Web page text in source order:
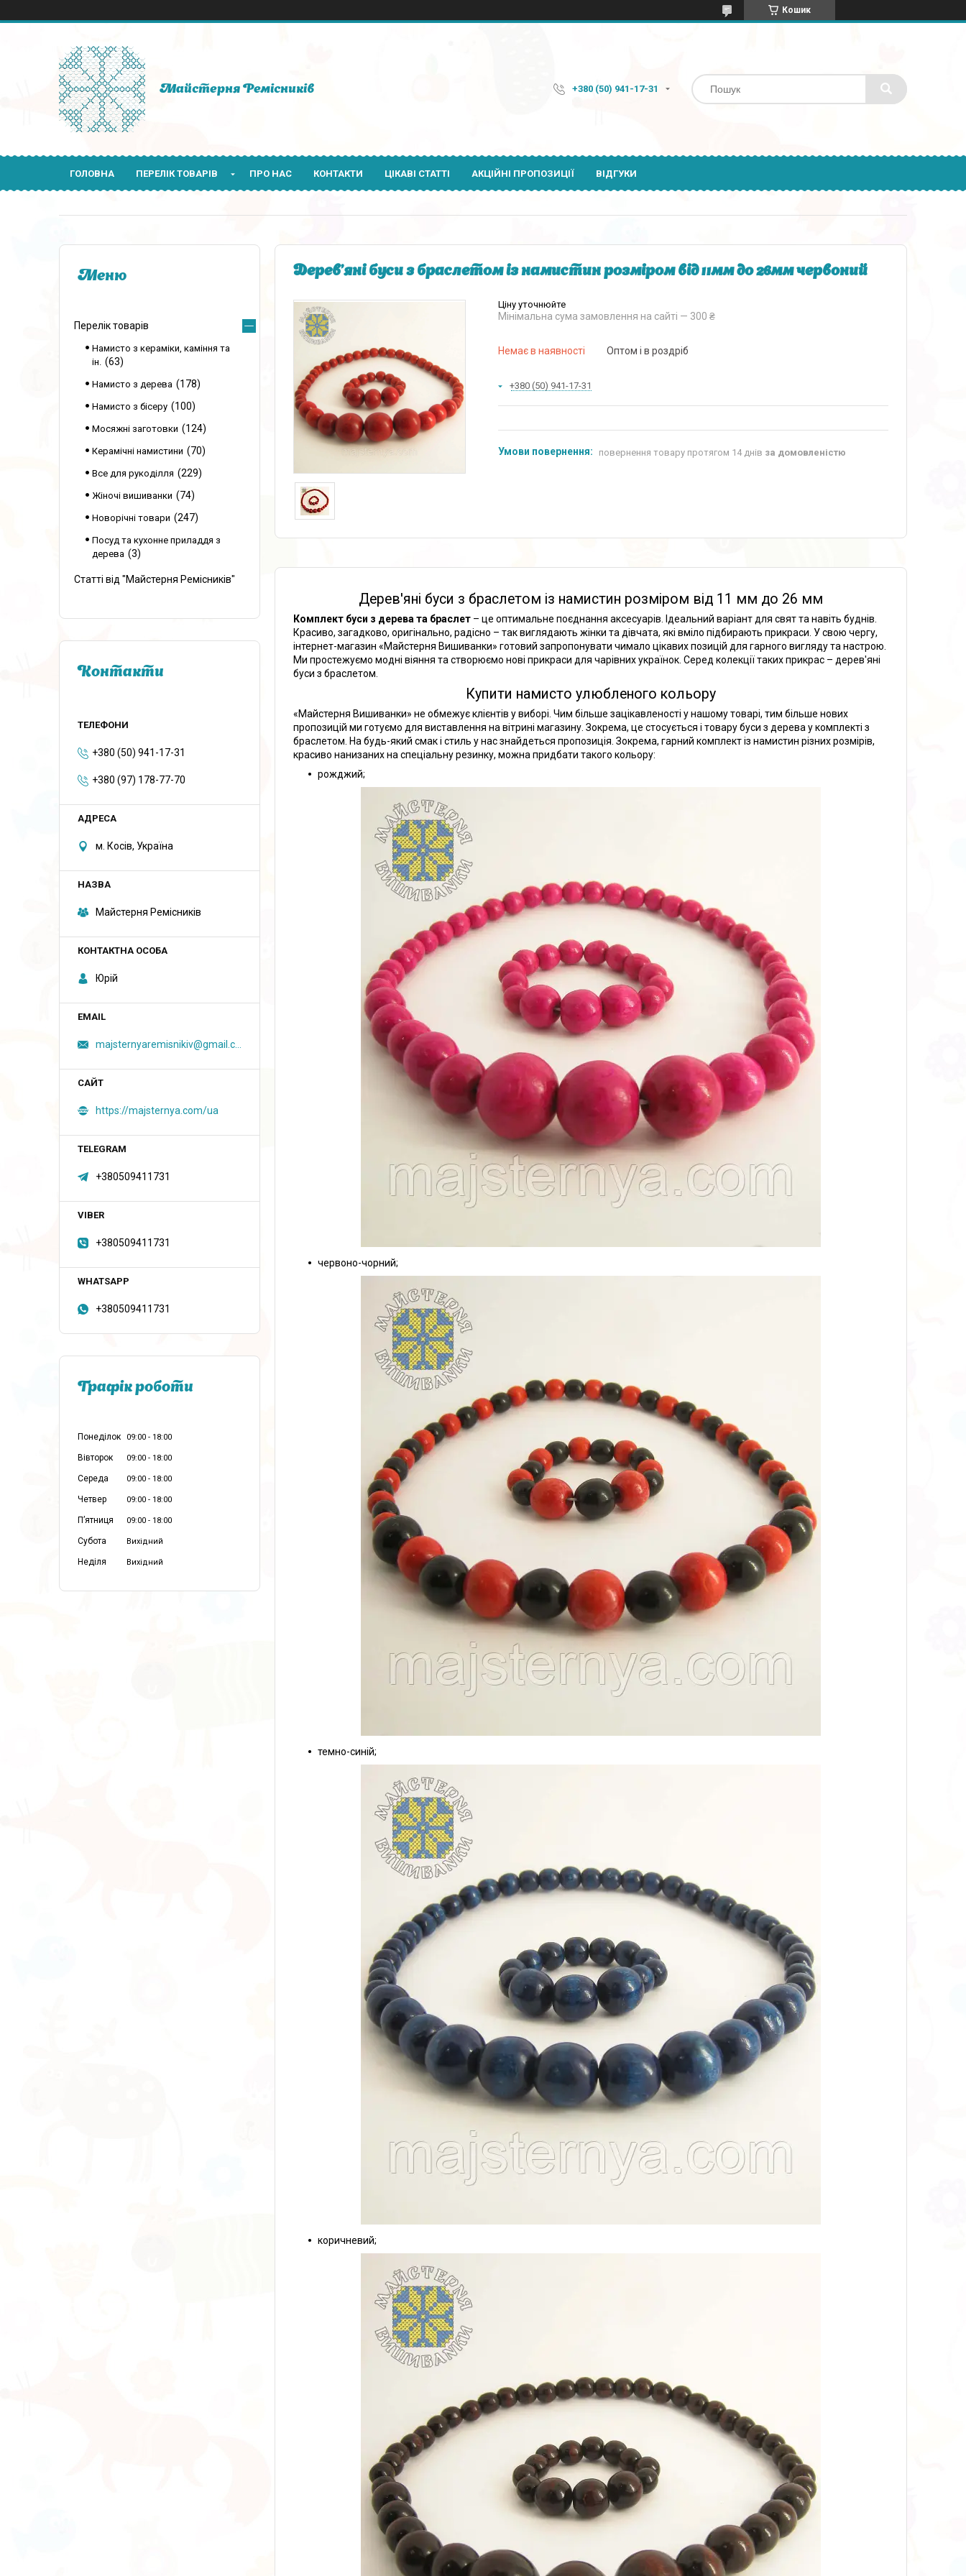
Кошик
Майстерня Ремісників +380 (50) 941-17-31
ГОЛОВНА ПЕРЕЛІК ТОВАРІВ ПРО НАС КОНТАКТИ ЦІКАВІ СТАТТІ АКЦІЙНІ ПРОПОЗИЦІЇ ВІДГУКИ
Дерев'яні буси з браслетом із намистин розміром від 11мм до 26мм червоний
Ціну уточнюйте
Мінімальна сума замовлення на сайті — 300 ₴
Немає в наявності Оптом і в роздріб
+380 (50) 941-17-31
повернення товару протягом 14 днів за домовленістю
Дерев'яні буси з браслетом із намистин розміром від 11 мм до 26 мм
Комплект буси з дерева та браслет – це оптимальне поєднання аксесуарів. Ідеальний варіант для свят та навіть буднів.
Красиво, загадково, оригінально, радісно – так виглядають жінки та дівчата, які вміло підбирають прикраси. У свою чергу,
інтернет-магазин «Майстерня Вишиванки» готовий запропонувати чимало цікавих позицій для гарного вигляду та настрою.
Ми простежуємо модні віяння та створюємо нові прикраси для чарівних українок. Серед колекції таких прикрас – дерев'яні
буси з браслетом.
Купити намисто улюбленого кольору
«Майстерня Вишиванки» не обмежує клієнтів у виборі. Чим більше зацікавленості у нашому товарі, тим більше нових
пропозицій ми готуємо для виставлення на вітрині магазину. Зокрема, це стосується і товару буси з дерева у комплекті з
браслетом. На будь-який смак і стиль у нас знайдеться пропозиція. Зокрема, гарний комплект із намистин різних розмірів,
красиво нанизаних на спеціальну резинку, можна придбати такого кольору:
рожджий;
червоно-чорний;
темно-синій;
коричневий;
Перелік товарів
Намисто з кераміки, каміння та
ін.
63
Намисто з дерева 178
Намисто з бісеру 100
Мосяжні заготовки 124
Керамічні намистини 70
Все для рукоділля 229
Жіночі вишиванки 74
Новорічні товари 247
Посуд та кухонне приладдя з
дерева
3
Статті від "Майстерня Ремісників"
Контакти
+380 (50) 941-17-31
+380 (97) 178-77-70
м. Косів, Україна
Майстерня Ремісників
Юрій
https://majsternya.com/ua
+380509411731
+380509411731
+380509411731
Графік роботи
Понеділок 09:00 18:00
Вівторок 09:00 18:00
Середа 09:00 18:00
Четвер 09:00 18:00
Пʼятниця 09:00 18:00
Субота Вихідний
Неділя Вихідний